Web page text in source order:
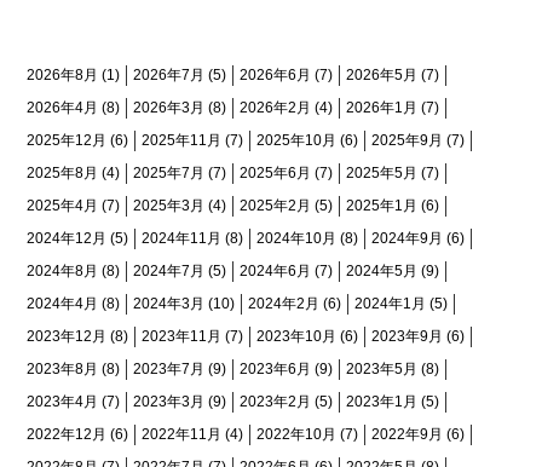
2026年8月 (1) 2026年7月 (5) 2026年6月 (7) 2026年5月 (7)
2026年4月 (8) 2026年3月 (8) 2026年2月 (4) 2026年1月 (7)
2025年12月 (6) 2025年11月 (7) 2025年10月 (6) 2025年9月 (7)
2025年8月 (4) 2025年7月 (7) 2025年6月 (7) 2025年5月 (7)
2025年4月 (7) 2025年3月 (4) 2025年2月 (5) 2025年1月 (6)
2024年12月 (5) 2024年11月 (8) 2024年10月 (8) 2024年9月 (6)
2024年8月 (8) 2024年7月 (5) 2024年6月 (7) 2024年5月 (9)
2024年4月 (8) 2024年3月 (10) 2024年2月 (6) 2024年1月 (5)
2023年12月 (8) 2023年11月 (7) 2023年10月 (6) 2023年9月 (6)
2023年8月 (8) 2023年7月 (9) 2023年6月 (9) 2023年5月 (8)
2023年4月 (7) 2023年3月 (9) 2023年2月 (5) 2023年1月 (5)
2022年12月 (6) 2022年11月 (4) 2022年10月 (7) 2022年9月 (6)